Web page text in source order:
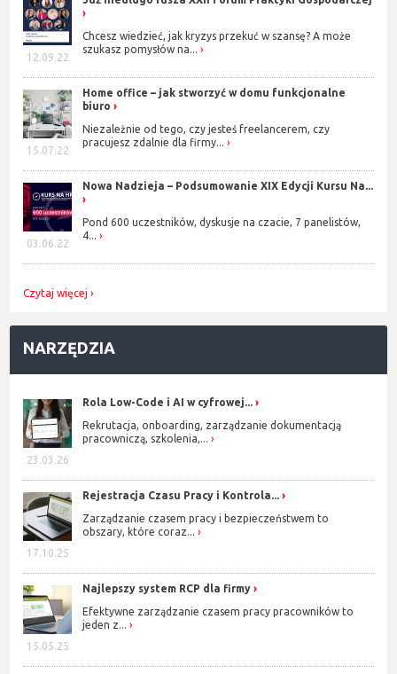
12.09.22
Chcesz wiedzieć, jak kryzys przekuć w szansę? A może
szukasz pomysłów na...
15.07.22
Home office – jak stworzyć w domu funkcjonalne
biuro
Niezależnie od tego, czy jesteś freelancerem, czy
pracujesz zdalnie dla firmy...
03.06.22
Nowa Nadzieja – Podsumowanie XIX Edycji Kursu Na...
Pond 600 uczestników, dyskusje na czacie, 7 panelistów,
4...
Czytaj więcej
NARZĘDZIA
23.03.26
Rola Low-Code i AI w cyfrowej...
Rekrutacja, onboarding, zarządzanie dokumentacją
pracowniczą, szkolenia,...
17.10.25
Rejestracja Czasu Pracy i Kontrola...
Zarządzanie czasem pracy i bezpieczeństwem to
obszary, które coraz...
15.05.25
Najlepszy system RCP dla firmy
Efektywne zarządzanie czasem pracy pracowników to
jeden z...